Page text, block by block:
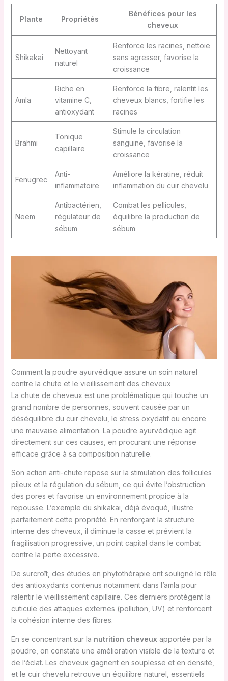
Plante Propriétés
Bénéfices pour les
cheveux
Shikakai
Nettoyant
naturel
Renforce les racines, nettoie
sans agresser, favorise la
croissance
Amla
Riche en
vitamine C,
antioxydant
Renforce la fibre, ralentit les
cheveux blancs, fortifie les
racines
Brahmi
Tonique
capillaire
Stimule la circulation
sanguine, favorise la
croissance
Fenugrec
Anti-
inflammatoire
Améliore la kératine, réduit
inflammation du cuir chevelu
Neem
Antibactérien,
régulateur de
sébum
Combat les pellicules,
équilibre la production de
sébum
Comment la poudre ayurvédique assure un soin naturel
contre la chute et le vieillissement des cheveux
La chute de cheveux est une problématique qui touche un
grand nombre de personnes, souvent causée par un
déséquilibre du cuir chevelu, le stress oxydatif ou encore
une mauvaise alimentation. La poudre ayurvédique agit
directement sur ces causes, en procurant une réponse
efficace grâce à sa composition naturelle.
Son action anti-chute repose sur la stimulation des follicules
pileux et la régulation du sébum, ce qui évite l’obstruction
des pores et favorise un environnement propice à la
repousse. L’exemple du shikakai, déjà évoqué, illustre
parfaitement cette propriété. En renforçant la structure
interne des cheveux, il diminue la casse et prévient la
fragilisation progressive, un point capital dans le combat
contre la perte excessive.
De surcroît, des études en phytothérapie ont souligné le rôle
des antioxydants contenus notamment dans l’amla pour
ralentir le vieillissement capillaire. Ces derniers protègent la
cuticule des attaques externes (pollution, UV) et renforcent
la cohésion interne des fibres.
En se concentrant sur la nutrition cheveux apportée par la
poudre, on constate une amélioration visible de la texture et
de l’éclat. Les cheveux gagnent en souplesse et en densité,
et le cuir chevelu retrouve un équilibre naturel, essentiels